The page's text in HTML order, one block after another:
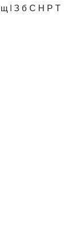
щ l З б С Н Р Т